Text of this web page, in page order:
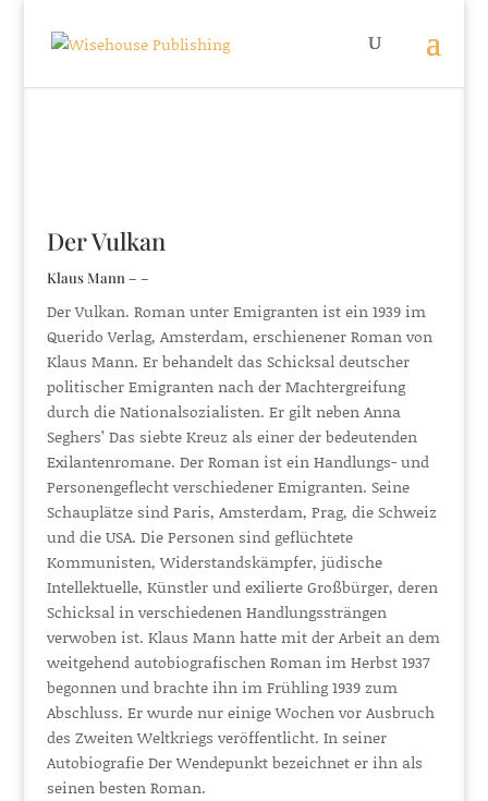
Der Vulkan
Klaus Mann – –
Der Vulkan. Roman unter Emigranten ist ein 1939 im
Querido Verlag, Amsterdam, erschienener Roman von
Klaus Mann. Er behandelt das Schicksal deutscher
politischer Emigranten nach der Machtergreifung
durch die Nationalsozialisten. Er gilt neben Anna
Seghers’ Das siebte Kreuz als einer der bedeutenden
Exilantenromane. Der Roman ist ein Handlungs- und
Personengeflecht verschiedener Emigranten. Seine
Schauplätze sind Paris, Amsterdam, Prag, die Schweiz
und die USA. Die Personen sind geflüchtete
Kommunisten, Widerstandskämpfer, jüdische
Intellektuelle, Künstler und exilierte Großbürger, deren
Schicksal in verschiedenen Handlungssträngen
verwoben ist. Klaus Mann hatte mit der Arbeit an dem
weitgehend autobiografischen Roman im Herbst 1937
begonnen und brachte ihn im Frühling 1939 zum
Abschluss. Er wurde nur einige Wochen vor Ausbruch
des Zweiten Weltkriegs veröffentlicht. In seiner
Autobiografie Der Wendepunkt bezeichnet er ihn als
seinen besten Roman.